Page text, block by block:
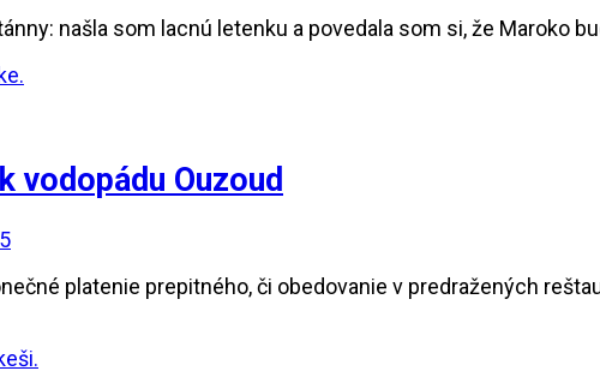
našla som lacnú letenku a povedala som si, že Maroko
vodopádu Ouzoud
platenie prepitného, či obedovanie v predražených